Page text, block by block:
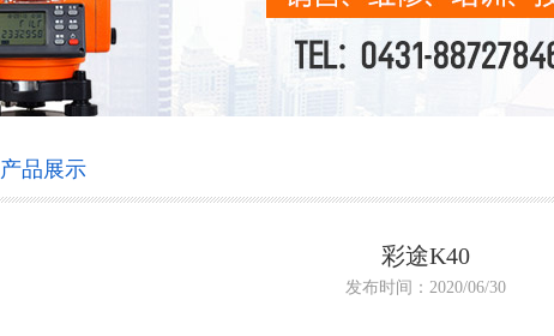
产品展示
彩途K40
发布时间：2020/06/30